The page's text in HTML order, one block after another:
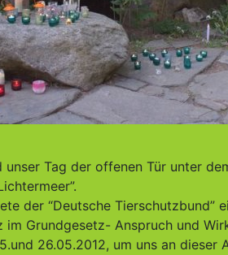
unser Tag der offenen Tür unter
der “Deutsche Tierschutzbund”
im Grundgesetz- Anspruch und
26.05.2012, um uns an dieser